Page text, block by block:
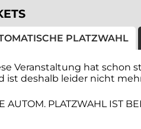
PLATZWAHL
Veranstaltung hat schon
ist deshalb leider nicht
AUTOM. PLATZWAHL IST